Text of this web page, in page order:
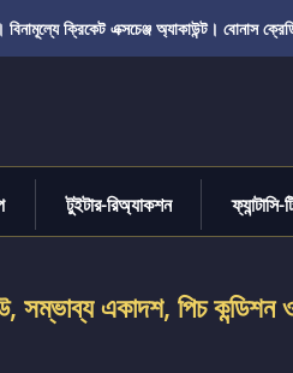
ক্রিকেট এক্সচেঞ্জ অ্যাকাউন্ট। বোনাস
টুইটার-রিঅ্যাকশন ফ্যান্টাসি-
সম্ভাব্য একাদশ, পিচ কন্ডিশন